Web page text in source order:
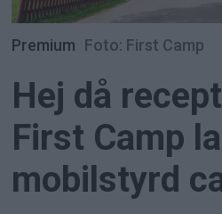
Premium Foto: First Camp
Hej då
First Camp
mobilstyrd